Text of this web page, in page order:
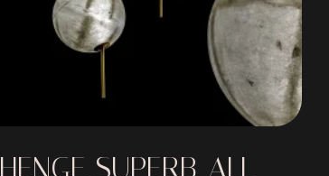
HENGE SUPERB-ALL